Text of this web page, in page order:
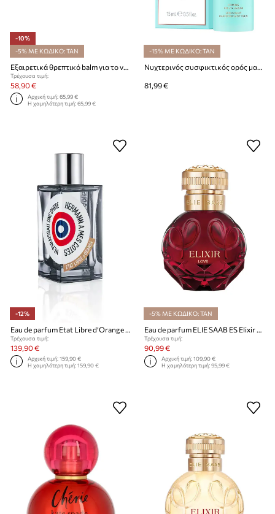
-10%
-5% ΜΕ ΚΩΔΙΚΟ: TAN
Εξαιρετικά θρεπτικό balm για το ντεμακιγιάζ FOREO LUNA Ultra-Nourishing Cleansing Balm,15 ml
Τρέχουσα τιμή:
58,90 €
Αρχική τιμή:65,99 €
Η χαμηλότερη τιμή:65,99 €
-15% ΜΕ ΚΩΔΙΚΟ: TAN
Νυχτερινός συσφικτικός ορός ματιών με ρετινόλη FOREO IRIS™ Firming PM Eye Serum,15 ml
81,99 €
-12%
Τρέχουσα τιμή:
139,90 €
Αρχική τιμή:159,90 €
Η χαμηλότερη τιμή:159,90 €
-5% ΜΕ ΚΩΔΙΚΟ: TAN
Τρέχουσα τιμή:
90,99 €
Αρχική τιμή:109,90 €
Η χαμηλότερη τιμή:95,99 €